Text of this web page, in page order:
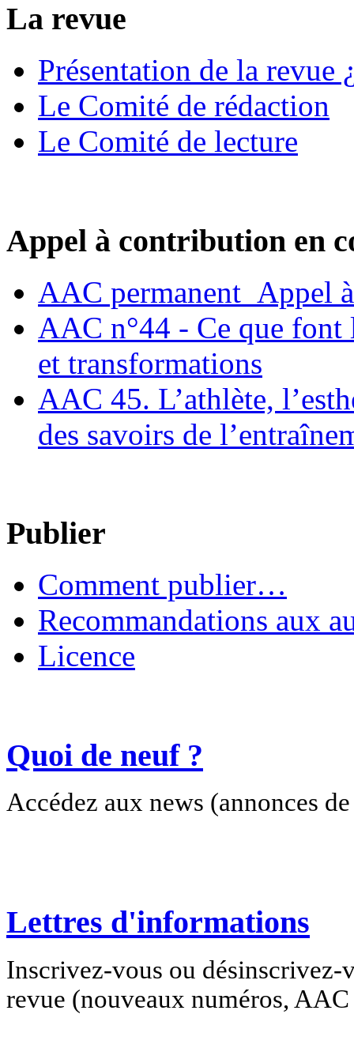
La revue
Présentation de la revue
Le Comité de rédaction
Le Comité de lecture
Appel à contribution en
AAC permanent_Appel
AAC n°44 - Ce que font
et transformations
AAC 45. L’athlète,
des savoirs de
Publier
Comment publier…
Recommandations aux
Licence
Quoi de neuf ?
Accédez aux news (annonces
Lettres d'informations
Inscrivez-vous ou
revue (nouveaux numéros,